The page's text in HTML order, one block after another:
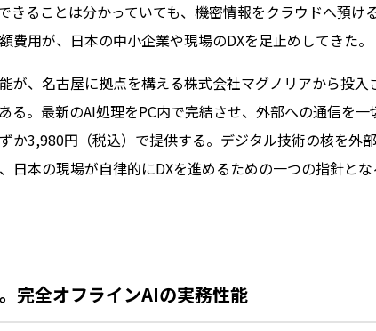
きることは分かっていても、機密情報をクラウドへ預け
費用が、日本の中小企業や現場のDXを足止めしてきた。
が、名古屋に拠点を構える株式会社マグノリアから投入
る。最新のAI処理をPC内で完結させ、外部への通信を
か3,980円（税込）で提供する。デジタル技術の核を外
日本の現場が自律的にDXを進めるための一つの指針と
完全オフラインAIの実務性能